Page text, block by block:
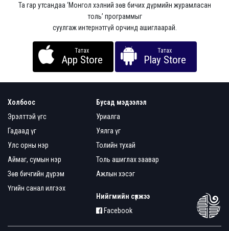
Та гар утсандаа ‘Монгол хэлний зөв бичих дүрмийн журамласан
толь’ программыг
суулгаж интернэтгүй орчинд ашиглаарай.
Татах
App Store
Татах
Play Store
Холбоос
Эрэлттэй үгс
Гадаад үг
Улс орны нэр
Аймаг, сумын нэр
Зөв бичгийн дүрэм
Үгийн санал илгээх
Бусад мэдээлэл
Уриалга
Уялга үг
Толийн тухай
Толь ашиглах заавар
Ажлын хэсэг
Нийгмийн сүлжээ
Facebook